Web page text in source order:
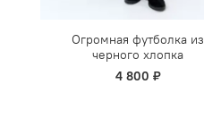
Огромная футболка из
черного хлопка
4 800 ₽